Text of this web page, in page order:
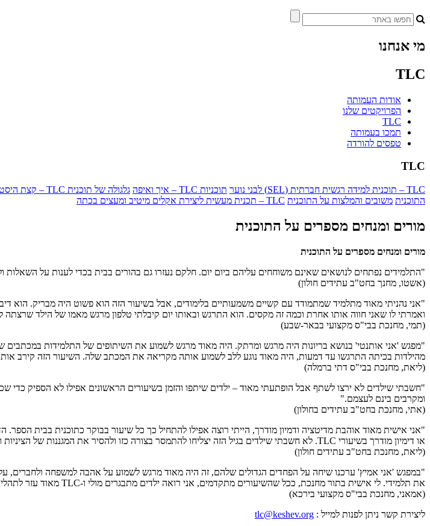
מי אנחנו
TLC
אודות העמותה
הפרויקטים שלנו
TLC
תמכו בעמותה
טפסים להורדה
TLC
TLC – תוכנית למידה רגשית חברתית (SEL) לבני נוער תוכניות TLC – איך ואיפה גלגולה של תוכנית TLC – קצת היסטוריה
התוכנית משובים והמלצות על התוכנית TLC – תכנית מעשית ליצירת אקלים מיטיב ומעצים בכתה
מורים ומנחים מספרים על התוכנית
מורים ומנחים מספרים על התוכנית
"התלמידים נפתחים לנושאים שאינם משוחחים עליהם ביום יום. חלקם נעזרו גם בהורים בבית בכדי לענות על
(אשטו, מחנך בחט"ב עתידים חולון)
"אני נהניתי מאוד מתלמיד שמתמודד עם קשיים משמעותיים בלימודים, אבל בשיעור הזה הוא פשוט היה מבריק. הוא
ואמרתי לו שאני חווה אותו אחרת וכמה זה מקסים. הוא התרגש ובאותו יום קיבלתי טלפון מרגש מאמו של הילד
(תמי, מחנכת בבי"ס מקצועי בבאר-שבע)
"מפגש 'אני אותנטי' בנושא בריונות היה מרגש ומרתק. היה מאוד מרגש לשמוע את השיתופים של התלמידות
מהילדות בכיתה התרגשו עד דמעות, היה מאוד נוגע ללב לשמוע אותה מקריאה את המכתב שלה. השיעור הזה קירב
(ליאת, מחנכת בבי"ס דתי ברמלה)
ומקרבים בינם לעצמם."
(אתי, מחנכת בחט"ב עתידים בחולון)
"אני אישית מאוד אוהבת מדיטציה ודמיון מודרך, הייתי רוצה אפילו להתחיל כך כל שיעור בבוקר כתוכנית בבית
או דימיון מודרך בשיעורי TLC. לא חשבתי שילדים בגיל הזה יצליחו להתמסר בצורה כזו ולהסיר את המגננות של הציניות והצחקוקים."
(ליאת, מחנכת בחט"ב עתידים חולון)
"במפגש 'אני אמיץ' ערכנו שיחה על הפחדים הגדולים שלהם, זה היה מאוד מרגש לשמוע על אהבה למשפחה ולחברים,
את תלמידי. לי אישית בתור מחנכת, ככל שהשיעורים מתקדמים, אני רואה ילדים מתבגרים מולי ו-TLC מאוד עזר לתהליך הזה."
(אמאני, מחנכת בבי"ס מקצועי בירכא)
ליצירת קשר ניתן לפנות למייל : tlc@keshev.org